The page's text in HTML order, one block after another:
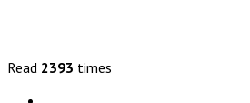
Read 2393 times